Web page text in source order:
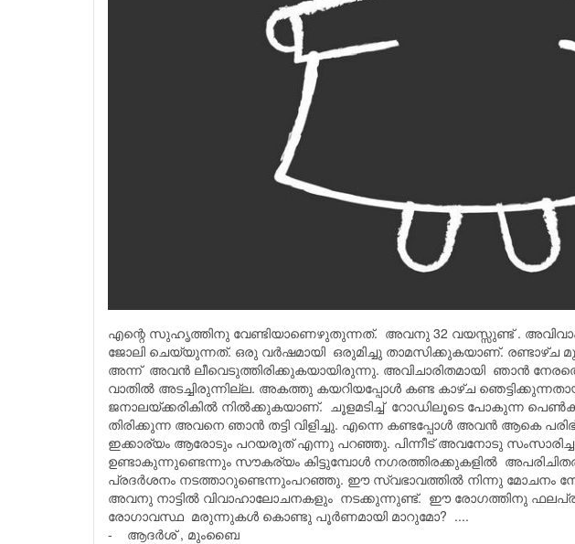
എന്റെ സുഹൃത്തിനു വേണ്ടിയാണെഴുതുന്നത്. അവനു 32 വയസ്സുണ്ട് .
ജോലി ചെയ്യുന്നത്. ഒരു വർഷമായി ഒരുമിച്ചു താമസിക്കുകയാണ്. രണ്ടാഴ്ച
അന്ന് അവൻ ലീവെടുത്തിരിക്കുകയായിരുന്നു. അവിചാരിതമായി ഞാൻ നേരത്തെ
വാതിൽ അടച്ചിരുന്നില്ല. അകത്തു കയറിയപ്പോൾ കണ്ട കാഴ്ച
ജനാലയ്ക്കരികിൽ നിൽക്കുകയാണ്. ചൂളമടിച്ച് റോഡിലൂടെ പോകുന്ന
തിരിക്കുന്ന അവനെ ഞാൻ തട്ടി വിളിച്ചു. എന്നെ കണ്ടപ്പോൾ അവൻ ആകെ
ഇക്കാര്യം ആരോടും പറയരുത് എന്നു പറ‍ഞ്ഞു. പിന്നീട് അവനോടു
ഉണ്ടാകുന്നുണ്ടെന്നും സൗകര്യം കിട്ടുമ്പോൾ നഗരത്തിരക്കുകളിൽ
പ്രദർശനം നടത്താറുണ്ടെന്നുംപറഞ്ഞു. ഈ സ്വഭാവത്തിൽ നിന്നു
അവനു നാട്ടിൽ വിവാഹാലോചനകളും നടക്കുന്നുണ്ട്. ഈ രോഗത്തിനു
രോഗാവസ്ഥ മരുന്നുകൾ കൊണ്ടു പൂർണമായി മാറുമോ? ....
- ആദർശ് , മുംബൈ